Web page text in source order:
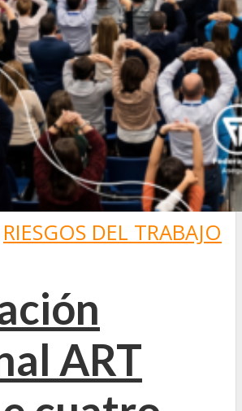
RIESGOS DEL TRABAJO
ART